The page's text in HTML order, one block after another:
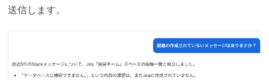
送信します。